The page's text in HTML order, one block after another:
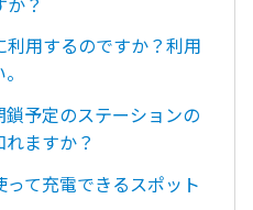
用するのですか？利用
予定のステーションの
ますか？
て充電できるスポット